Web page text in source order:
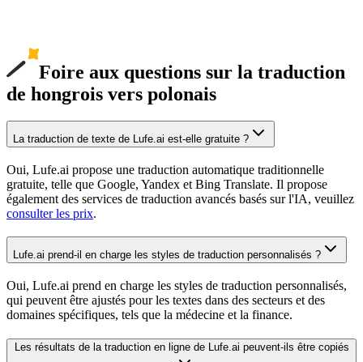
Foire aux questions sur la traduction
de hongrois vers polonais
La traduction de texte de Lufe.ai est-elle gratuite ?
Oui, Lufe.ai propose une traduction automatique traditionnelle
gratuite, telle que Google, Yandex et Bing Translate. Il propose
également des services de traduction avancés basés sur l'IA, veuillez
consulter les prix.
Lufe.ai prend-il en charge les styles de traduction personnalisés ?
Oui, Lufe.ai prend en charge les styles de traduction personnalisés,
qui peuvent être ajustés pour les textes dans des secteurs et des
domaines spécifiques, tels que la médecine et la finance.
Les résultats de la traduction en ligne de Lufe.ai peuvent-ils être copiés